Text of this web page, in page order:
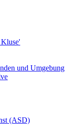
Kluse'
und Umgebung
(ASD)